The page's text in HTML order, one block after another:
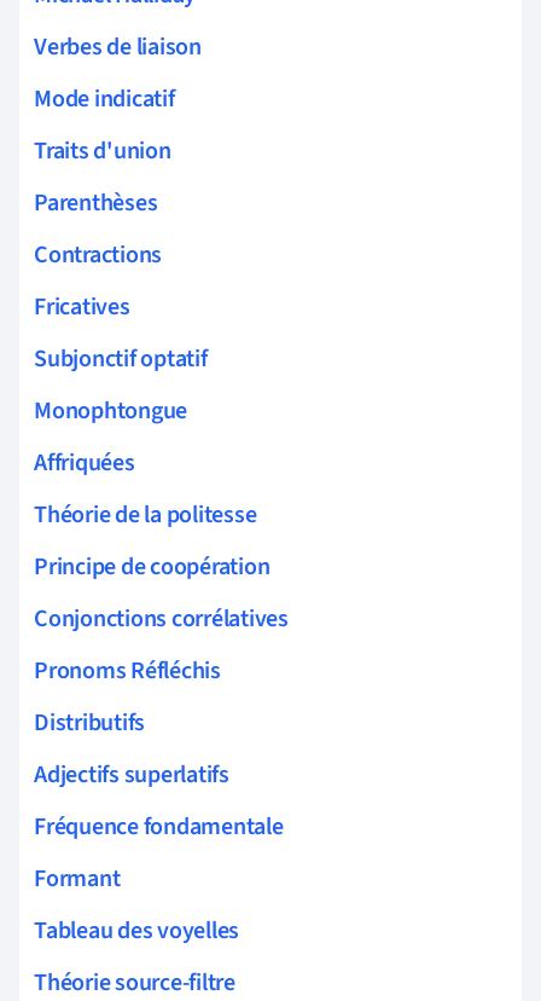
Verbes de liaison
Mode indicatif
Traits d'union
Parenthèses
Contractions
Fricatives
Subjonctif optatif
Monophtongue
Affriquées
Théorie de la politesse
Principe de coopération
Conjonctions corrélatives
Pronoms Réfléchis
Distributifs
Adjectifs superlatifs
Fréquence fondamentale
Formant
Tableau des voyelles
Théorie source-filtre